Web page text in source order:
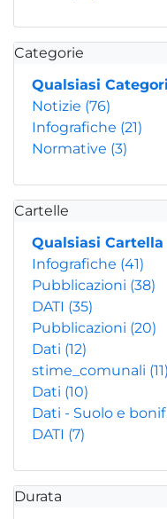
Categorie
Qualsiasi
Notizie (76)
Infografiche (21)
Normative (3)
Cartelle
Qualsiasi Cartella
Infografiche (41)
Pubblicazioni (38)
DATI (35)
Pubblicazioni (20)
Dati (12)
stime_comunali (11)
Dati (10)
Dati - Suolo e
DATI (7)
Durata